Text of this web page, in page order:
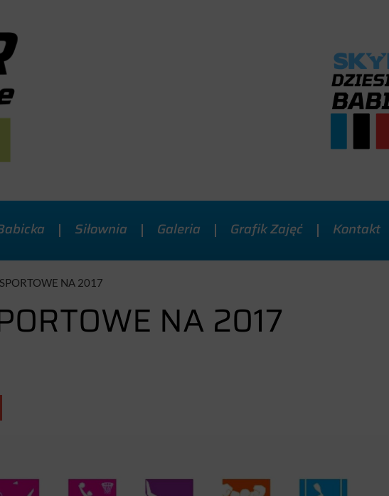
Siłownia Galeria Grafik Zajęć Kontakt
NA 2017
NA 2017